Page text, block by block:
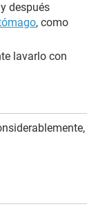
después
, como
lavarlo con